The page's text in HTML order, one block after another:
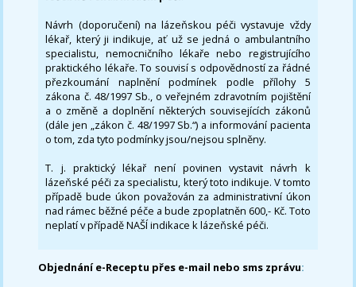
Návrh (doporučení) na lázeňskou péči vystavuje vždy
lékař, který ji indikuje, ať už se jedná o ambulantního
specialistu, nemocničního lékaře nebo registrujícího
praktického lékaře. To souvisí s odpovědností za řádné
přezkoumání naplnění podmínek podle přílohy 5
zákona č. 48/1997 Sb., o veřejném zdravotním pojištění
a o změně a doplnění některých souvisejících zákonů
(dále jen „zákon č. 48/1997 Sb.“) a informování pacienta
o tom, zda tyto podmínky jsou/nejsou splněny.
T. j. praktický lékař není povinen vystavit návrh k
lázeňské péči za specialistu, který toto indikuje. V tomto
případě bude úkon považován za administrativní úkon
nad rámec běžné péče a bude zpoplatněn 600,- Kč. Toto
neplatí v případě NAŠÍ indikace k lázeňské péči.
Objednání e-Receptu přes e-mail nebo sms zprávu: